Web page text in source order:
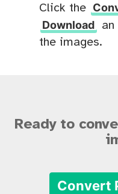
Click the
Download
the images.
Ready to
Convert